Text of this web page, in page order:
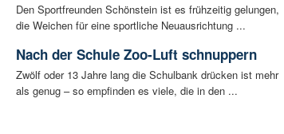
Den Sportfreunden Schönstein ist es frühzeitig gelungen,
die Weichen für eine sportliche Neuausrichtung ...
Nach der Schule Zoo-Luft schnuppern
Zwölf oder 13 Jahre lang die Schulbank drücken ist mehr
als genug – so empfinden es viele, die in den ...